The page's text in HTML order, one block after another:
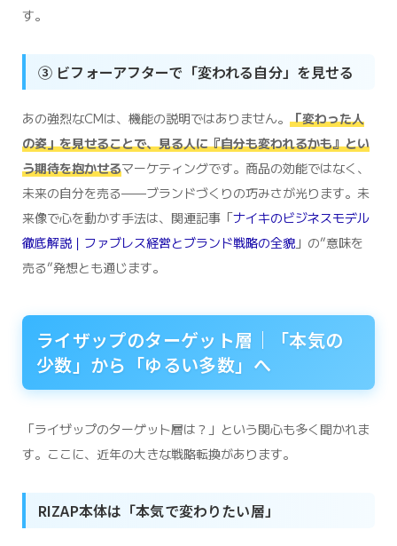
す。
③ ビフォーアフターで「変われる自分」を見せる
あの強烈なCMは、機能の説明ではありません。 「変わった人
の姿」を見せることで、見る人に『自分も変われるかも』とい
う期待を抱かせるマーケティングです。商品の効能ではなく、
未来の自分を売る——ブランドづくりの巧みさが光ります。未
来像で心を動かす手法は、関連記事「ナイキのビジネスモデル
徹底解説｜ファブレス経営とブランド戦略の全貌」の”意味を
売る”発想とも通じます。
ライザップのターゲット層｜「本気の
少数」から「ゆるい多数」へ
「ライザップのターゲット層は？」という関心も多く聞かれま
す。ここに、近年の大きな戦略転換があります。
RIZAP本体は「本気で変わりたい層」